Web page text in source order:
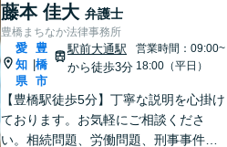
藤本 佳大 弁護士
豊橋まちなか法律事務所
愛
知
県
|
豊
橋
市
駅前大通駅
から徒歩3分
営業時間：09:00~
18:00（平日）
【豊橋駅徒歩5分】丁寧な説明を心掛け
ております。お気軽にご相談くださ
い。相続問題、労働問題、刑事事件そ